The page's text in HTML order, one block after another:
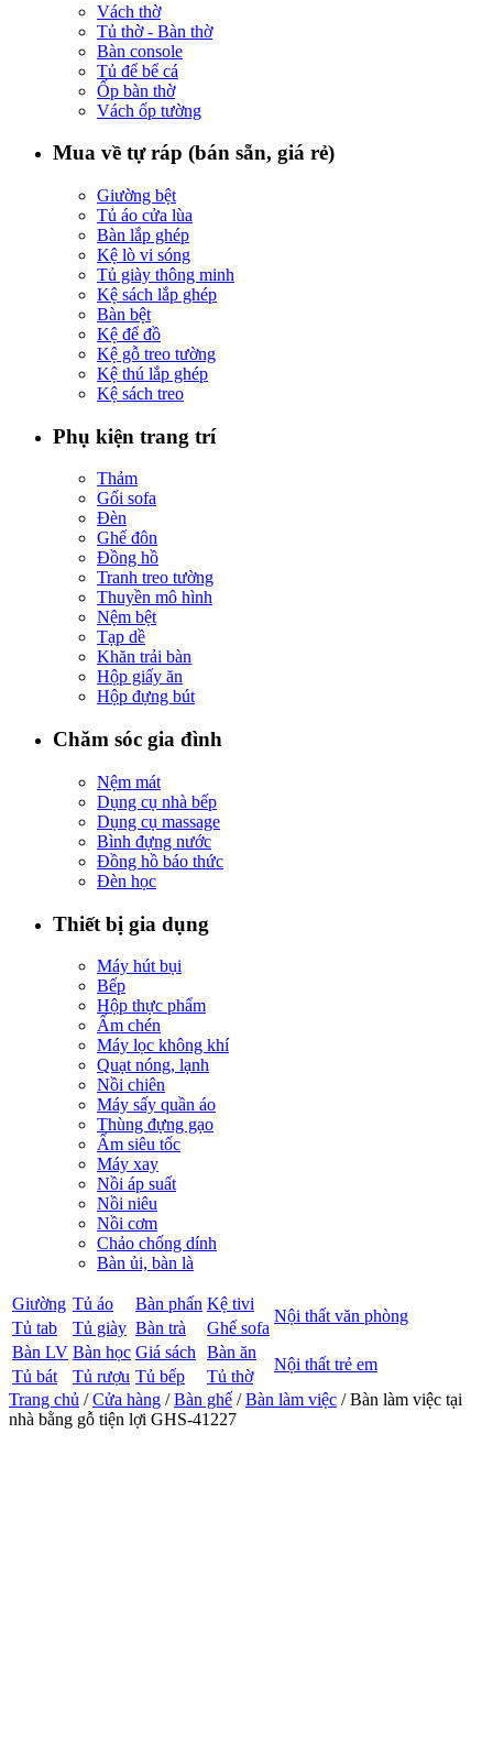
Vách thờ
Tủ thờ - Bàn thờ
Bàn console
Tủ để bể cá
Ốp bàn thờ
Vách ốp tường
Mua về tự ráp (bán sẵn, giá rẻ)
Giường bệt
Tủ áo cửa lùa
Bàn lắp ghép
Kệ lò vi sóng
Tủ giày thông minh
Kệ sách lắp ghép
Bàn bệt
Kệ để đồ
Kệ gỗ treo tường
Kệ thú lắp ghép
Kệ sách treo
Phụ kiện trang trí
Thảm
Gối sofa
Đèn
Ghế đôn
Đồng hồ
Tranh treo tường
Thuyền mô hình
Nệm bệt
Tạp dề
Khăn trải bàn
Hộp giấy ăn
Hộp đựng bút
Chăm sóc gia đình
Nệm mát
Dụng cụ nhà bếp
Dụng cụ massage
Bình đựng nước
Đồng hồ báo thức
Đèn học
Thiết bị gia dụng
Máy hút bụi
Bếp
Hộp thực phẩm
Ấm chén
Máy lọc không khí
Quạt nóng, lạnh
Nồi chiên
Máy sấy quần áo
Thùng đựng gạo
Ấm siêu tốc
Máy xay
Nồi áp suất
Nồi niêu
Nồi cơm
Chảo chống dính
Bàn ủi, bàn là
Giường Tủ áo Bàn phấn Kệ tivi
Nội thất văn phòng
Tủ tab Tủ giày Bàn trà
Ghế sofa
Bàn LV Bàn học Giá sách Bàn ăn
Nội thất trẻ em
Tủ bát Tủ rượu Tủ bếp
Tủ thờ
Trang chủ /Cửa hàng /Bàn ghế /Bàn làm việc / Bàn làm việc tại
nhà bằng gỗ tiện lợi GHS-41227